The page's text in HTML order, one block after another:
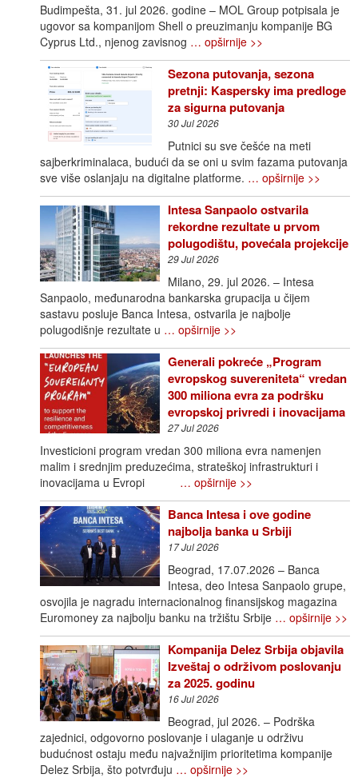
Budimpešta, 31. jul 2026. godine – MOL Group potpisala je
ugovor sa kompanijom Shell o preuzimanju kompanije BG
Cyprus Ltd., njenog zavisnog … opširnije >>
Sezona putovanja, sezona
pretnji: Kaspersky ima predloge
za sigurna putovanja
30 Jul 2026
Putnici su sve češće na meti
sajberkriminalaca, budući da se oni u svim fazama putovanja
sve više oslanjaju na digitalne platforme. … opširnije >>
Intesa Sanpaolo ostvarila
rekordne rezultate u prvom
polugodištu, povećala projekcije
29 Jul 2026
Milano, 29. jul 2026. – Intesa
Sanpaolo, međunarodna bankarska grupacija u čijem
sastavu posluje Banca Intesa, ostvarila je najbolje
polugodišnje rezultate u … opširnije >>
Generali pokreće „Program
evropskog suvereniteta“ vredan
300 miliona evra za podršku
evropskoj privredi i inovacijama
27 Jul 2026
Investicioni program vredan 300 miliona evra namenjen
malim i srednjim preduzećima, strateškoj infrastrukturi i
inovacijama u Evropi … opširnije >>
Banca Intesa i ove godine
najbolja banka u Srbiji
17 Jul 2026
Beograd, 17.07.2026 – Banca
Intesa, deo Intesa Sanpaolo grupe,
osvojila je nagradu internacionalnog finansijskog magazina
Euromoney za najbolju banku na tržištu Srbije … opširnije >>
Kompanija Delez Srbija objavila
Izveštaj o održivom poslovanju
za 2025. godinu
16 Jul 2026
Beograd, jul 2026. – Podrška
zajednici, odgovorno poslovanje i ulaganje u održivu
budućnost ostaju među najvažnijim prioritetima kompanije
Delez Srbija, što potvrđuju … opširnije >>